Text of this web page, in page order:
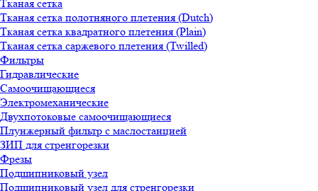
Тканая сетка
Тканая сетка полотняного плетения (Dutch)
Тканая сетка квадратного плетения (Plain)
Тканая сетка саржевого плетения (Twilled)
Фильтры
Гидравлические
Самоочищающиеся
Электромеханические
Двухпотоковые самоочищающиеся
Плунжерный фильтр с маслостанцией
ЗИП для стренгорезки
Фрезы
Подшипниковый узел
Подшипниковый узел для стренгорезки